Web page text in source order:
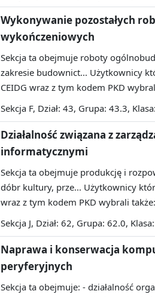
Wykonywanie pozostałych
wykończeniowych
Sekcja ta obejmuje roboty
zakresie budownict... Użytkownicy
CEIDG wraz z tym kodem PKD
Sekcja F, Dział: 43, Grupa: 43.3,
Działalność związana z
informatycznymi
Sekcja ta obejmuje produkcję i
dóbr kultury, prze... Użytkownicy
wraz z tym kodem PKD wybrali także:
Sekcja J, Dział: 62, Grupa: 62.0,
Naprawa i konserwacja
peryferyjnych
Sekcja ta obejmuje: - działalność